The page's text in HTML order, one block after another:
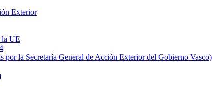
Exterior
la UE
por la Secretaría General de Acción Exterior del Gobierno Vasco)